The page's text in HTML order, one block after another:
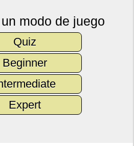
modo de juego
Quiz
Beginner
Expert